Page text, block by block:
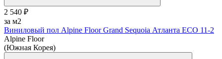
2 540 ₽
за м2
Виниловый пол Alpine Floor Grand Sequoia Атланта ECO 11-2
Alpine Floor
(Южная Корея)